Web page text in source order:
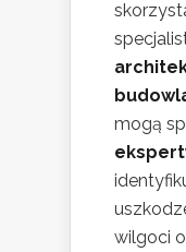
mogą
wilgoci